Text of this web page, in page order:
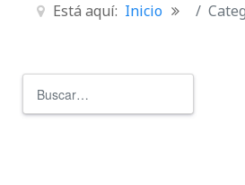
Está aquí: Inicio